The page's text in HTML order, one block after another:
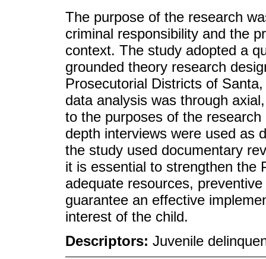
The purpose of the research
criminal responsibility and the
context. The study adopted a
grounded theory research
Prosecutorial Districts of
data analysis was through
to the purposes of the
depth interviews were used as
the study used documentary
it is essential to strengthen the
adequate resources,
guarantee an effective
interest of the child.
Descriptors: Juvenile